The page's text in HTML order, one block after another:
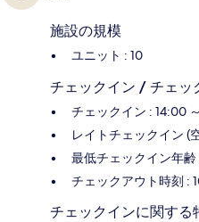
施設の規模
ユニット : 10
チェックイン / チェッ
チェックイン : 14:00
レイトチェックイン (
最低チェックイン年齢
チェックアウト時刻 :
チェックインに関する